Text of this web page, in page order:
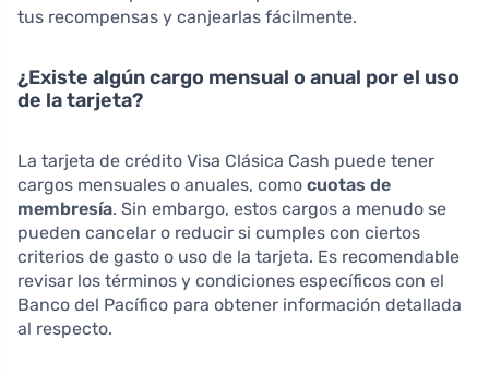
tus recompensas y canjearlas fácilmente.
¿Existe algún cargo mensual o anual por el uso
de la tarjeta?
La tarjeta de crédito Visa Clásica Cash puede tener
cargos mensuales o anuales, como cuotas de
membresía. Sin embargo, estos cargos a menudo se
pueden cancelar o reducir si cumples con ciertos
criterios de gasto o uso de la tarjeta. Es recomendable
revisar los términos y condiciones específicos con el
Banco del Pacífico para obtener información detallada
al respecto.